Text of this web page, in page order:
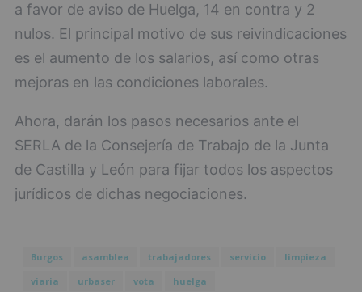
a favor de aviso de Huelga, 14 en contra y 2
nulos. El principal motivo de sus reivindicaciones
es el aumento de los salarios, así como otras
mejoras en las condiciones laborales.
Ahora, darán los pasos necesarios ante el
SERLA de la Consejería de Trabajo de la Junta
de Castilla y León para fijar todos los aspectos
jurídicos de dichas negociaciones.
Burgos asamblea trabajadores servicio
limpieza
viaria
urbaser vota huelga